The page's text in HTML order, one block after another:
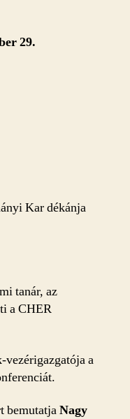
29.
Kar dékánja
tanár, az
a CHER
vezérigazgatója a
bemutatjaNagy